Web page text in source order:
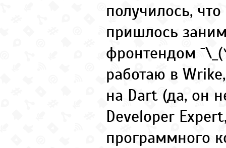
получилось,
пришлось
фронтендом ¯\_(
работаю в
на Dart (да, он
Developer
программного